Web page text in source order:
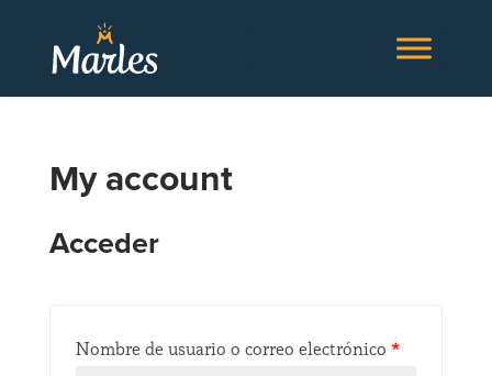
My account
Acceder
Nombre de usuario o correo electrónico *